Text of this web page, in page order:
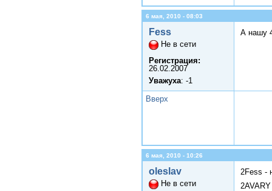
6 мая, 2010 - 08:03
Fess
Не в сети
Регистрация:
26.02.2007
Уважуха: -1
А нашу
Вверх
6 мая, 2010 - 10:26
oleslav
Не в сети
2Fess -